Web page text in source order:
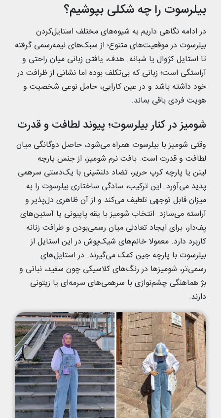
بیلرسوت را چه شکلی بپوشیم؟
در ادامه نگاهی داریم به شیوه‌های مختلف استایل‌کردن
بیلرسوت در موقعیت‌های متنوع؛ از سبک‌های نیمه‌رسمی گرفته
تا استایل کژوال یا شبانه. هدف، یافتن زبانی میان راحتی و
آراستگی است؛ زبانی که بی‌تکلف بوده اما نشانی از ظرافت در
خود داشته باشد و در عین کارایی، حامل نوعی شخصیت و
هویت فردی باقی بماند.
شومیز در کنار بیلرسوت؛ پیوند لطافت و قدرت
وقتی شومیز با بیلرسوت همراه می‌شود، حاصل دوگانگی میان
لطافت و قدرت است. بافت نرم شومیز، از جنس پارچه
لینن یا پارچه کرپ حریر، تضاد دلنشینی با یک‌دستی سرهمی
پدید می‌آورد. این ترکیب، سادگی ساختاری بیلرسوت را به
میزان قابل توجهی تلطیف می‌کند و از آن ظاهری دل‌پذیر و
آراسته می‌سازد. انتخاب شومیز با یقه پاپیونی یا آستین‌های
پف‌دار، برای ایجاد تعادلی میان رسمی‌بودن و ظرافت زنانه
کاربرد دارد. معمولا خانم‌های شیک‌پوش در این استایل از
بیلرسوت با پارچه جین کمک می‌گیرند. در استایل‌های
رسمی‌تر، شومیزها در رنگ‌های کلاسیکی چون سفید، نباتی و
بژ هماهنگی چشم‌نوازی با سرهمی‌های سرمه‌ای یا زیتونی
دارند.